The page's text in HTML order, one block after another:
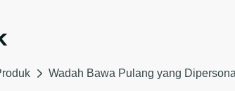
Wadah Bawa Pulang yang